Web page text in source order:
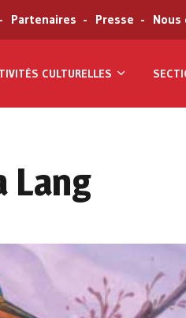
Partenaires Presse
CULTURELLES
Lang